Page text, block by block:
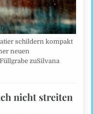
schildern kompakt
neuen
zuSilvana
nicht streiten